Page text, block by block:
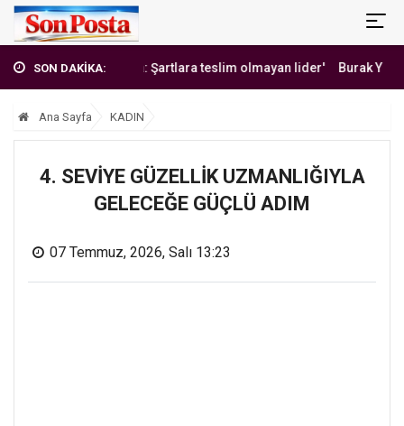
SON DAKİKA:
'Erbakan Hoca: Şartlara teslim olmayan lider' Burak Yılmaz'dan
Ana Sayfa KADIN
4. SEVİYE GÜZELLİK UZMANLIĞIYLA
GELECEĞE GÜÇLÜ ADIM
07 Temmuz, 2026, Salı 13:23